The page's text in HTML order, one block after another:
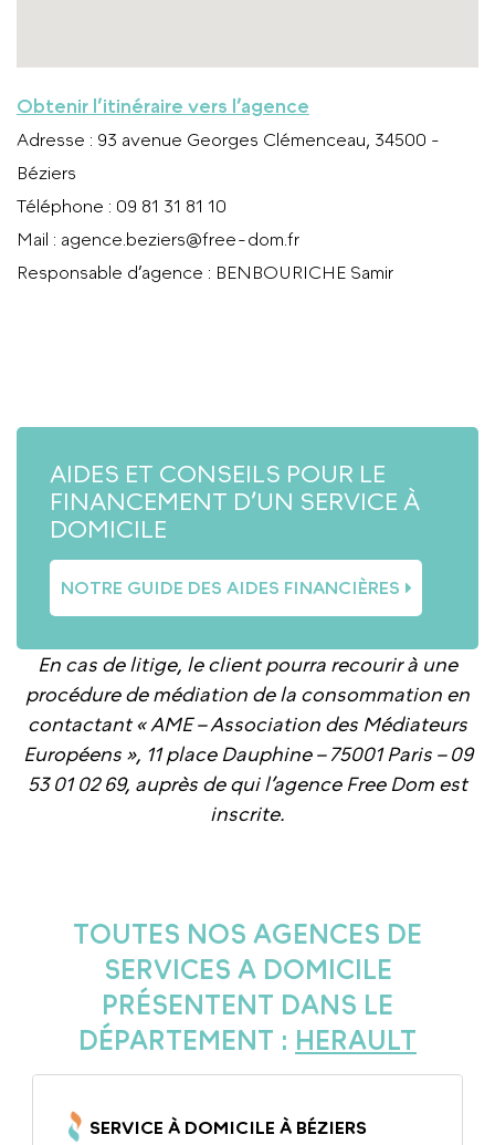
Obtenir l’itinéraire vers l’agence
Adresse : 93 avenue Georges Clémenceau, 34500 -
Béziers
Téléphone : 09 81 31 81 10
Mail : agence.beziers@free-dom.fr
Responsable d’agence : BENBOURICHE Samir
AIDES ET CONSEILS POUR LE
FINANCEMENT D’UN SERVICE À
DOMICILE
NOTRE GUIDE DES AIDES FINANCIÈRES
En cas de litige, le client pourra recourir à une
procédure de médiation de la consommation en
contactant « AME – Association des Médiateurs
Européens », 11 place Dauphine – 75001 Paris – 09
53 01 02 69, auprès de qui l’agence Free Dom est
inscrite.
TOUTES NOS AGENCES DE
SERVICES A DOMICILE
PRÉSENTENT DANS LE
DÉPARTEMENT : HERAULT
SERVICE À DOMICILE À BÉZIERS